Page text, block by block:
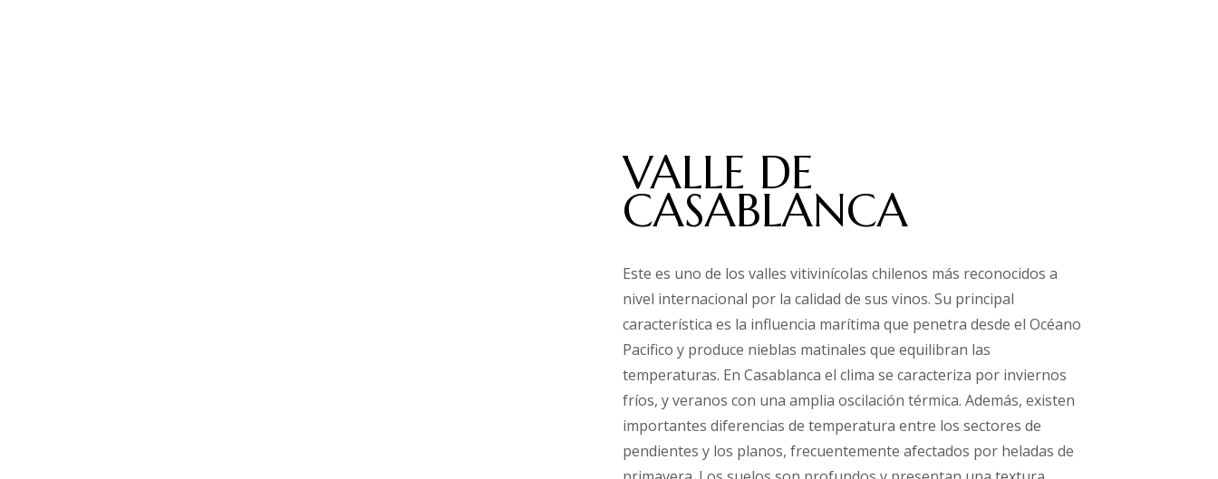
VALLE DE
CASABLANCA
Este es uno de los valles vitivinícolas chilenos más reconocidos a
nivel internacional por la calidad de sus vinos. Su principal
característica es la influencia marítima que penetra desde el Océano
Pacifico y produce nieblas matinales que equilibran las
temperaturas. En Casablanca el clima se caracteriza por inviernos
fríos, y veranos con una amplia oscilación térmica. Además, existen
importantes diferencias de temperatura entre los sectores de
pendientes y los planos, frecuentemente afectados por heladas de